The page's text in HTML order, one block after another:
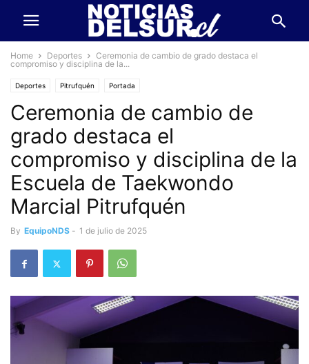
Home Deportes
Ceremonia de cambio de grado destaca el
compromiso y disciplina de la...
Deportes Pitrufquén Portada
Ceremonia de cambio de
grado destaca el
compromiso y disciplina de la
Escuela de Taekwondo
Marcial Pitrufquén
By EquipoNDS - 1 de julio de 2025